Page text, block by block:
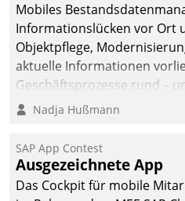
Mobiles
Informationslücken vor Ort
Objektpflege,
aktuelle Informationen
Geschäftsprozesse rund –
Nadja Hußmann
SAP App Contest
Ausgezeichnete App
Das Cockpit für mobile